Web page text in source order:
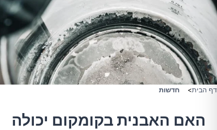
דף הבית> חדשות
האם האבנית בקומקום יכולה